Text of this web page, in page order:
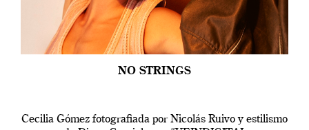
NO STRINGS
Cecilia Gómez fotografiada por Nicolás Ruivo y estilismo